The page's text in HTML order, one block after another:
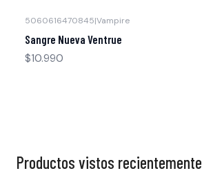
5060616470845|Vampire
Sangre Nueva Ventrue
$10.990
Productos vistos recientemente